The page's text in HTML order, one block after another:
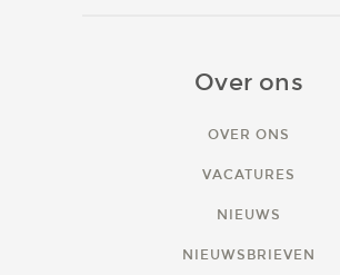
Over ons
OVER ONS
VACATURES
NIEUWS
NIEUWSBRIEVEN